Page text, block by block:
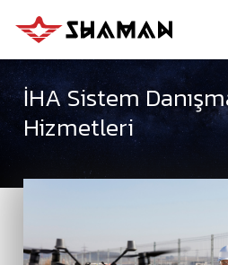
İHA Sistem
Hizmetleri